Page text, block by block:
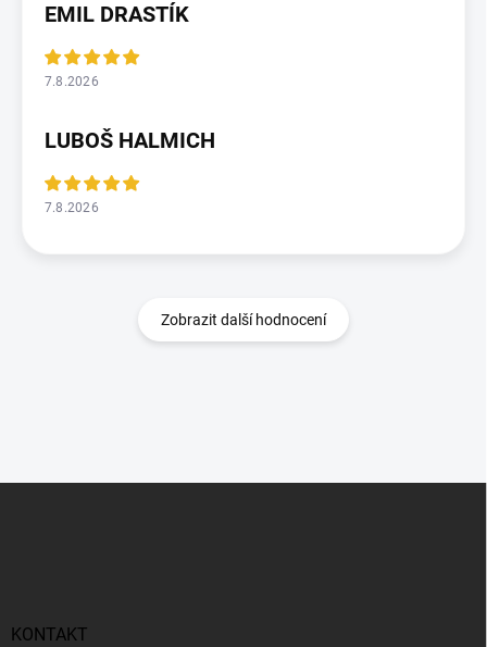
EMIL DRASTÍK
7.8.2026
LUBOŠ HALMICH
7.8.2026
Zobrazit další hodnocení
KONTAKT